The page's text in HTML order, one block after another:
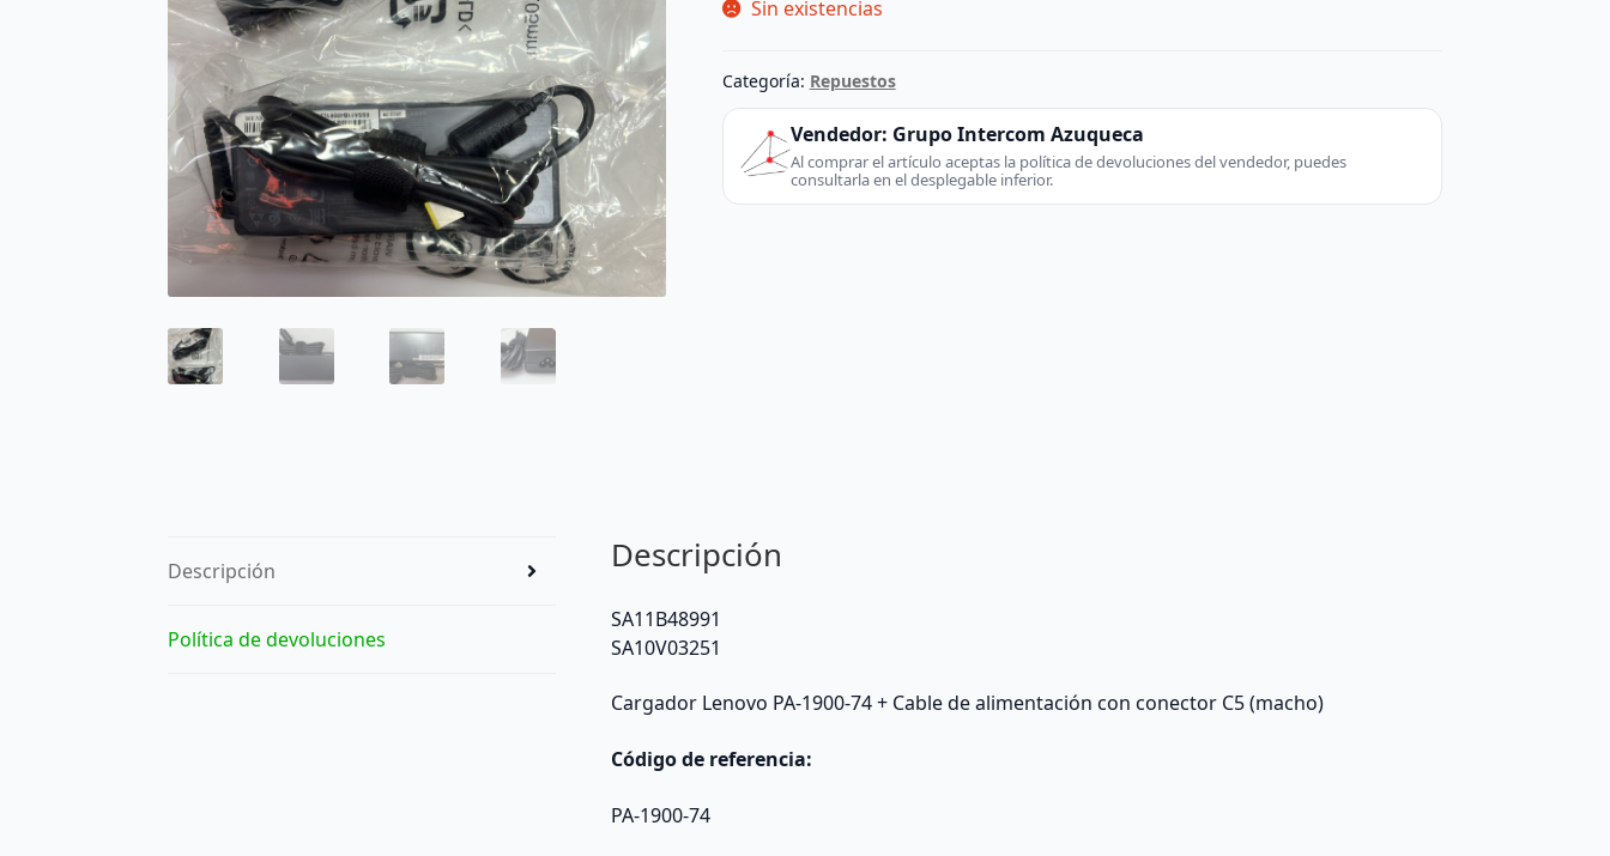
Sin existencias
Categoría: Repuestos
Vendedor: Grupo Intercom Azuqueca
Al comprar el artículo aceptas la política de devoluciones del vendedor, puedes
consultarla en el desplegable inferior.
Descripción
Política de devoluciones
Descripción
SA11B48991
SA10V03251
Cargador Lenovo PA-1900-74 + Cable de alimentación con conector C5 (macho)
Código de referencia:
PA-1900-74